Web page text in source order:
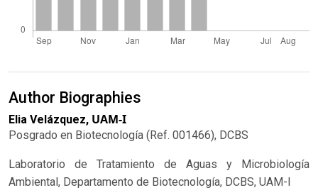
Author Biographies
Elia Velázquez, UAM-I
Posgrado en Biotecnología (Ref. 001466), DCBS
Laboratorio de Tratamiento de Aguas y Microbiología
Ambiental, Departamento de Biotecnología, DCBS, UAM-I